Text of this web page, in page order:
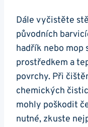
Dále vyčistěte
původních
hadřík nebo mop
prostředkem a
povrchy. Při
chemických
mohly poškodit
nutné, zkuste